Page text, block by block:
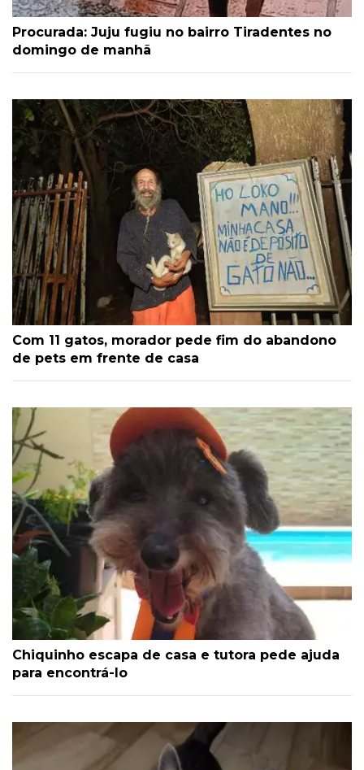
Procurada: Juju fugiu no bairro Tiradentes no
domingo de manhã
Com 11 gatos, morador pede fim do abandono
de pets em frente de casa
Chiquinho escapa de casa e tutora pede ajuda
para encontrá-lo